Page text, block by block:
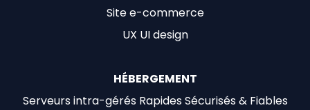
Site e-commerce
UX UI design
HÉBERGEMENT
Serveurs intra-gérés Rapides Sécurisés & Fiables